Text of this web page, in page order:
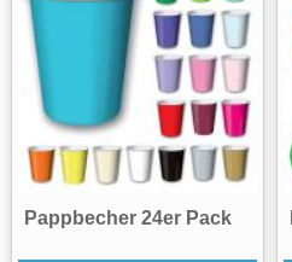
Pappbecher 24er Pack